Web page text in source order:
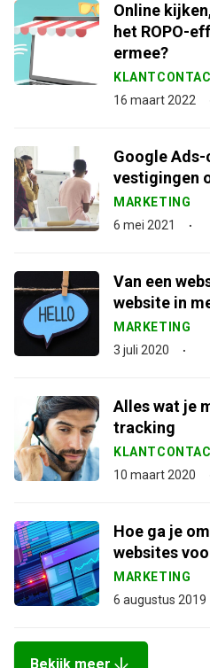
Online
het ROPO-
ermee?
16 maart 2022
Google
vestigingen
MARKETING
6 mei 2021
Van een
website in
MARKETING
3 juli 2020
Alles wat je
tracking
10 maart 2020
Hoe ga je
websites
MARKETING
6 augustus 2019
Bekijk meer